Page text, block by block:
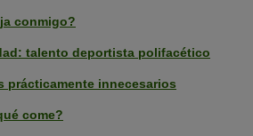
conmigo?
talento deportista polifacético
prácticamente innecesarios
come?